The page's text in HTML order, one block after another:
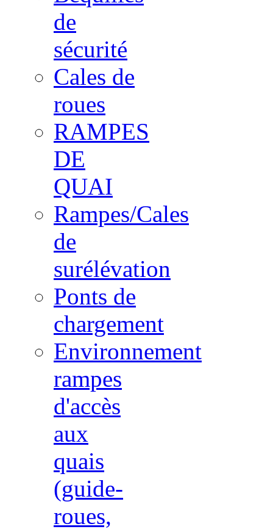
de
sécurité
Cales de
roues
RAMPES
DE
QUAI
Rampes/Cales
de
surélévation
Ponts de
chargement
Environnement
rampes
d'accès
aux
quais
(guide-
roues,